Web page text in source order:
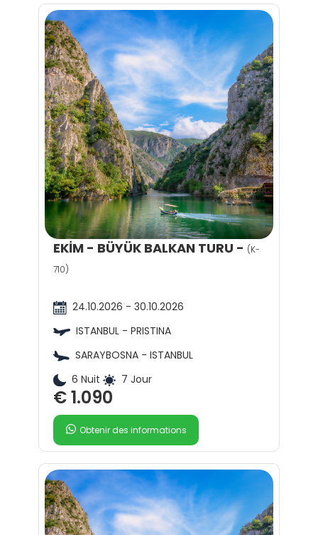
EKİM - BÜYÜK BALKAN TURU - (K-
710)
24.10.2026 - 30.10.2026
ISTANBUL - PRISTINA
SARAYBOSNA - ISTANBUL
6 Nuit
7 Jour
€ 1.090
Obtenir des informations